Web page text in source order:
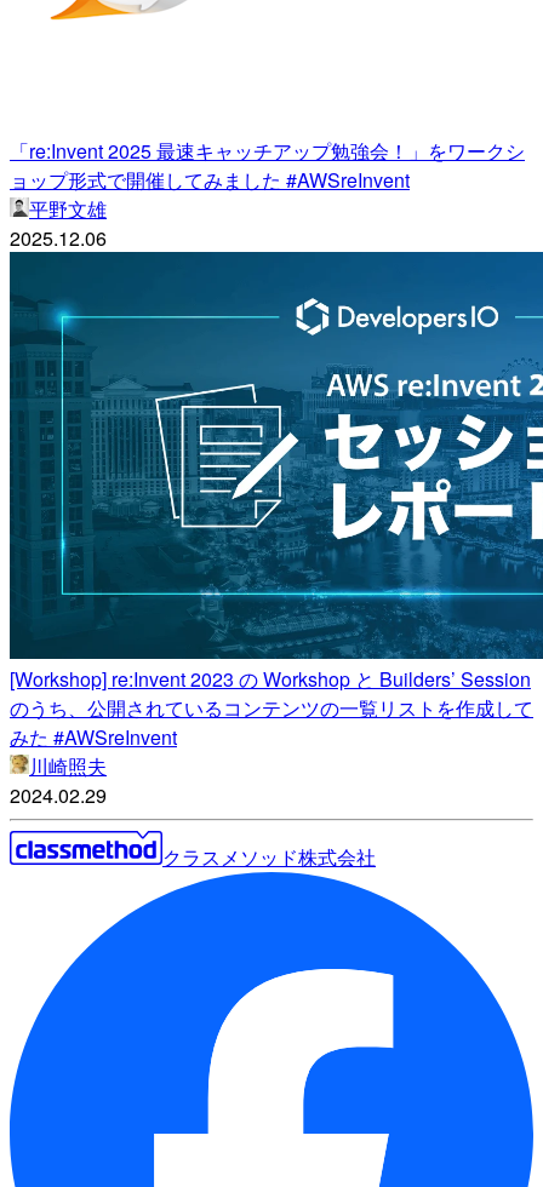
「re:Invent 2025 最速キャッチアップ勉強会！」をワークシ
ョップ形式で開催してみました #AWSreInvent
平野文雄
2025.12.06
[Workshop] re:Invent 2023 の Workshop と Builders’ Session
のうち、公開されているコンテンツの一覧リストを作成して
みた #AWSreInvent
川崎照夫
2024.02.29
クラスメソッド株式会社